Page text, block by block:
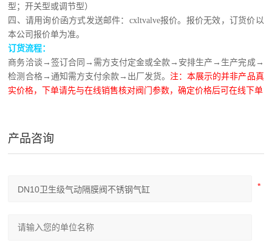
型；开关型或调节型）
四、请用询价函方式发送邮件：cxltvalve报价。报价无效，订货价以
本公司报价单为准。
订货流程：
商务洽谈→签订合同→需方支付定金或全款→安排生产→生产完成→
检测合格→通知需方支付余款→出厂发货。 注：本展示的并非产品真
实价格，下单请先与在线销售核对阀门参数，确定价格后可在线下单
产品咨询